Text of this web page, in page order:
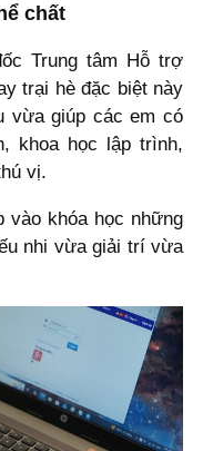
chất
Trung tâm Hỗ trợ
trại hè đặc biệt này
vừa giúp các em có
khoa học lập trình,
vị.
vào khóa học những
nhi vừa giải trí vừa